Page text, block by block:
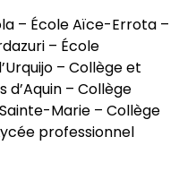
– École Aïce-Errota –
– École
– Collège et
d’Aquin – Collège
Marie – Collège
professionnel